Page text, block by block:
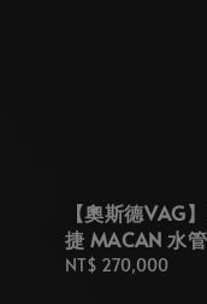
【奧斯德VAG
捷 MACAN 水
Regular
NT$ 270,000